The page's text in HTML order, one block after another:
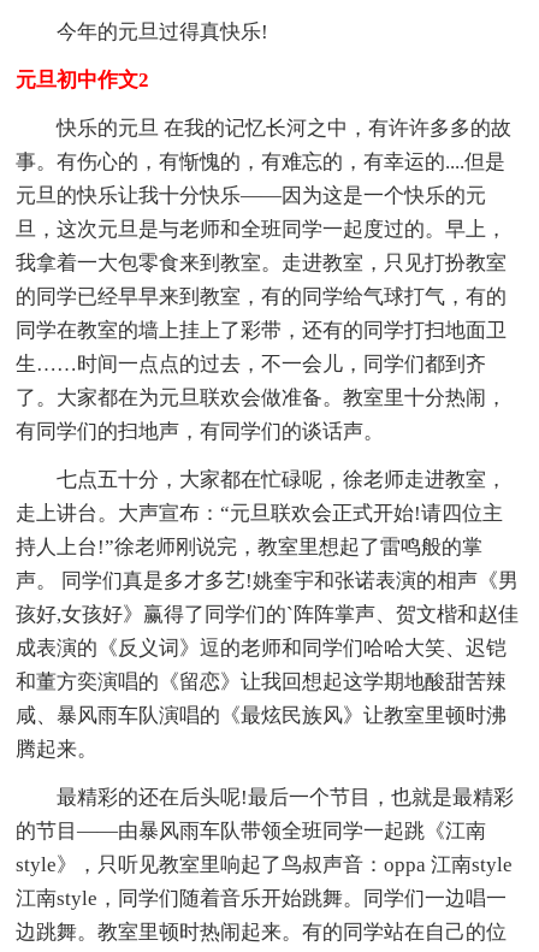
今年的元旦过得真快乐!
元旦初中作文2
快乐的元旦 在我的记忆长河之中，有许许多多的故
事。有伤心的，有惭愧的，有难忘的，有幸运的....但是
元旦的快乐让我十分快乐——因为这是一个快乐的元
旦，这次元旦是与老师和全班同学一起度过的。早上，
我拿着一大包零食来到教室。走进教室，只见打扮教室
的同学已经早早来到教室，有的同学给气球打气，有的
同学在教室的墙上挂上了彩带，还有的同学打扫地面卫
生……时间一点点的过去，不一会儿，同学们都到齐
了。大家都在为元旦联欢会做准备。教室里十分热闹，
有同学们的扫地声，有同学们的谈话声。
七点五十分，大家都在忙碌呢，徐老师走进教室，
走上讲台。大声宣布：“元旦联欢会正式开始!请四位主
持人上台!”徐老师刚说完，教室里想起了雷鸣般的掌
声。 同学们真是多才多艺!姚奎宇和张诺表演的相声《男
孩好,女孩好》赢得了同学们的`阵阵掌声、贺文楷和赵佳
成表演的《反义词》逗的老师和同学们哈哈大笑、迟铠
和董方奕演唱的《留恋》让我回想起这学期地酸甜苦辣
咸、暴风雨车队演唱的《最炫民族风》让教室里顿时沸
腾起来。
最精彩的还在后头呢!最后一个节目，也就是最精彩
的节目——由暴风雨车队带领全班同学一起跳《江南
style》，只听见教室里响起了鸟叔声音：oppa 江南style
江南style，同学们随着音乐开始跳舞。同学们一边唱一
边跳舞。教室里顿时热闹起来。有的同学站在自己的位